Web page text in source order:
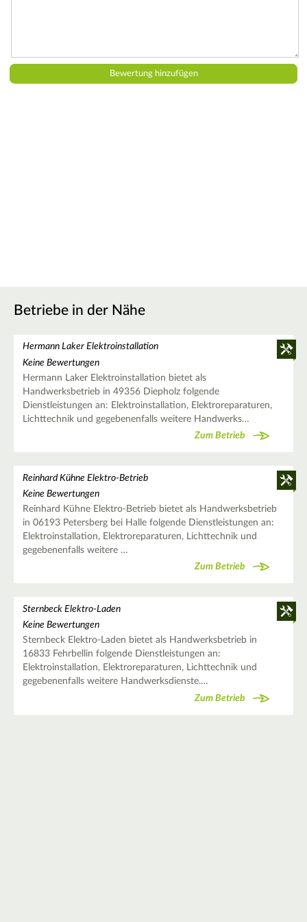
Betriebe in der Nähe
Hermann Laker Elektroinstallation
Keine Bewertungen
Hermann Laker Elektroinstallation bietet als
Handwerksbetrieb in 49356 Diepholz folgende
Dienstleistungen an: Elektroinstallation, Elektroreparaturen,
Lichttechnik und gegebenenfalls weitere Handwerks…
Zum Betrieb
Reinhard Kühne Elektro-Betrieb
Keine Bewertungen
Reinhard Kühne Elektro-Betrieb bietet als Handwerksbetrieb
in 06193 Petersberg bei Halle folgende Dienstleistungen an:
Elektroinstallation, Elektroreparaturen, Lichttechnik und
gegebenenfalls weitere …
Zum Betrieb
Sternbeck Elektro-Laden
Keine Bewertungen
Sternbeck Elektro-Laden bietet als Handwerksbetrieb in
16833 Fehrbellin folgende Dienstleistungen an:
Elektroinstallation, Elektroreparaturen, Lichttechnik und
gegebenenfalls weitere Handwerksdienste.…
Zum Betrieb